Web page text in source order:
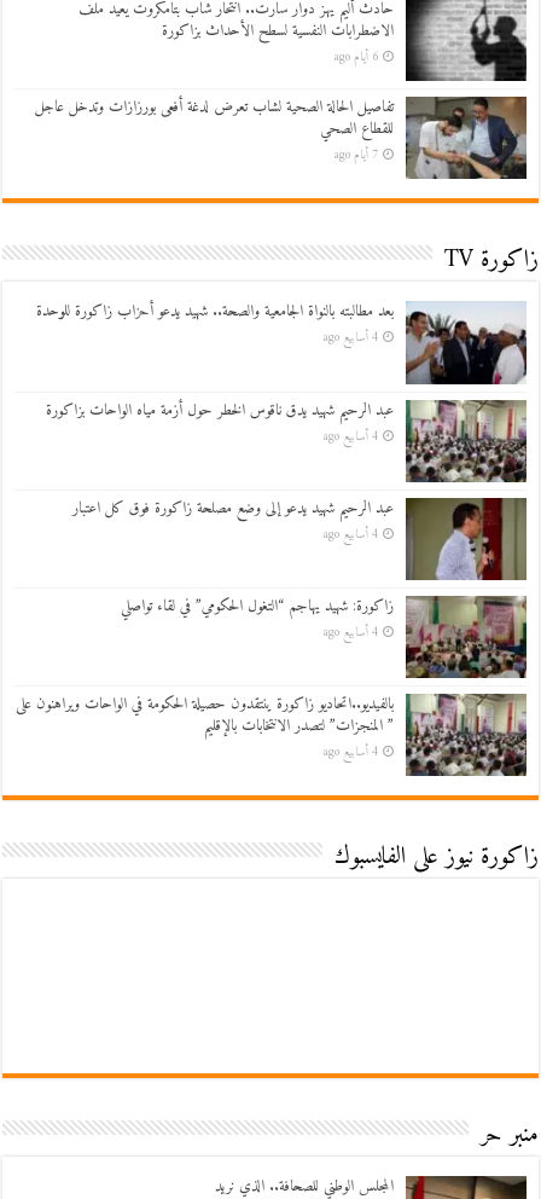
حادث أليم يهز دوار سارت.. انتحار شاب بتامكروت يعيد ملف
الاضطرابات النفسية لسطح الأحداث بزاكورة
6 أيام ago
تفاصيل الحالة الصحية لشاب تعرض لدغة أفعى بورزازات وتدخل عاجل
للقطاع الصحي
7 أيام ago
زاكورة TV
بعد مطالبته بالنواة الجامعية والصحة.. شهيد يدعو أحزاب زاكورة للوحدة
4 أسابيع ago
عبد الرحيم شهيد يدق ناقوس الخطر حول أزمة مياه الواحات بزاكورة
4 أسابيع ago
عبد الرحيم شهيد يدعو إلى وضع مصلحة زاكورة فوق كل اعتبار
4 أسابيع ago
زاكورة: شهيد يهاجم “التغول الحكومي” في لقاء تواصلي
4 أسابيع ago
بالفيديو..اتحاديو زاكورة ينتقدون حصيلة الحكومة في الواحات ويراهنون على
” المنجزات” لتصدر الانتخابات بالإقليم
4 أسابيع ago
زاكورة نيوز على الفايسبوك
منبر حر
المجلس الوطني للصحافة.. الذي نريد